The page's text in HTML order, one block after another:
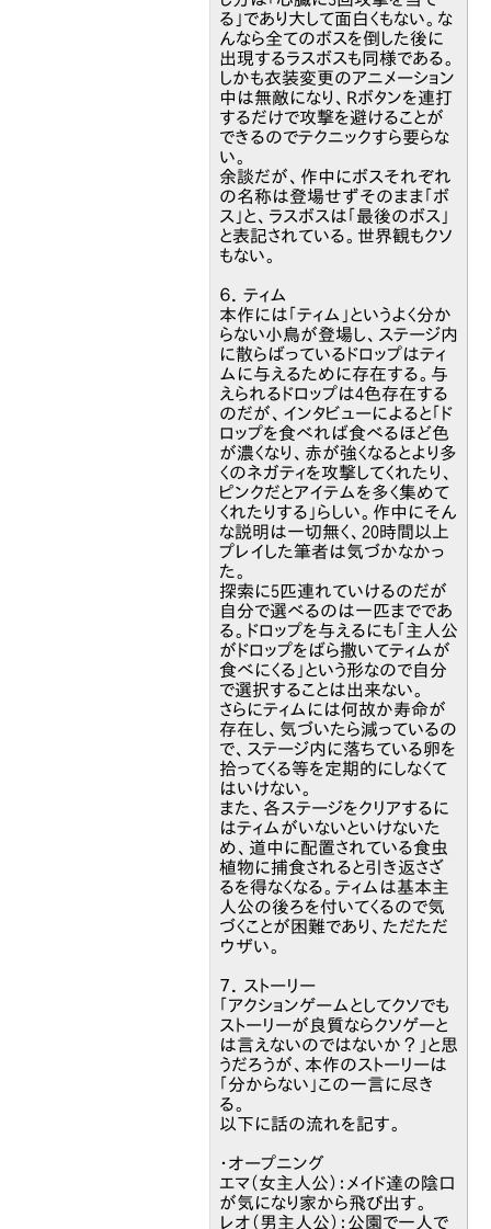
る」であり大して面白くもない。な
んなら全てのボスを倒した後に
出現するラスボスも同様である。
しかも衣装変更のアニメーション
中は無敵になり、Rボタンを連打
するだけで攻撃を避けることが
できるのでテクニックすら要らな
い。
余談だが、作中にボスそれぞれ
の名称は登場せずそのまま「ボ
ス」と、ラスボスは「最後のボス」
と表記されている。世界観もクソ
もない。
６．ティム
本作には「ティム」というよく分か
らない小鳥が登場し、ステージ内
に散らばっているドロップはティ
ムに与えるために存在する。与
えられるドロップは4色存在する
のだが、インタビューによると「ド
ロップを食べれば食べるほど色
が濃くなり、赤が強くなるとより多
くのネガティを攻撃してくれたり、
ピンクだとアイテムを多く集めて
くれたりする」らしい。作中にそん
な説明は一切無く、20時間以上
プレイした筆者は気づかなかっ
た。
探索に5匹連れていけるのだが
自分で選べるのは一匹までであ
る。ドロップを与えるにも「主人公
がドロップをばら撒いてティムが
食べにくる」という形なので自分
で選択することは出来ない。
さらにティムには何故か寿命が
存在し、気づいたら減っているの
で、ステージ内に落ちている卵を
拾ってくる等を定期的にしなくて
はいけない。
また、各ステージをクリアするに
はティムがいないといけないた
め、道中に配置されている食虫
植物に捕食されると引き返さざ
るを得なくなる。ティムは基本主
人公の後ろを付いてくるので気
づくことが困難であり、ただただ
ウザい。
７．ストーリー
「アクションゲームとしてクソでも
ストーリーが良質ならクソゲーと
は言えないのではないか？」と思
うだろうが、本作のストーリーは
「分からない」この一言に尽き
る。
以下に話の流れを記す。
・オープニング
エマ（女主人公）：メイド達の陰口
が気になり家から飛び出す。
レオ（男主人公）：公園で一人で